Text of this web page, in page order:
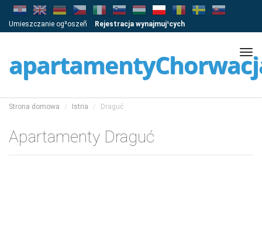
Umieszczanie og³oszeñ Rejestracja wynajmuj¹cych
Strona domowa Istria Draguć
Apartamenty Draguć